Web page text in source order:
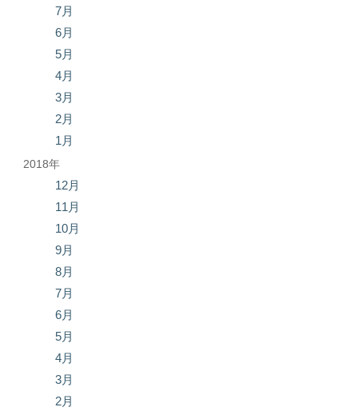
7月
6月
5月
4月
3月
2月
1月
2018年
12月
11月
10月
9月
8月
7月
6月
5月
4月
3月
2月